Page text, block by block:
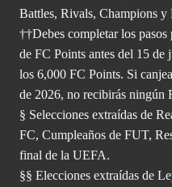
Battles, Rivals, Champions y
††Debes completar los
de FC Points antes del 15
los 6,000 FC Points. Si
de 2026, no recibirás ningún
§ Selecciones extraídas de
FC, Cumpleaños de FUT,
final de la UEFA.
§§ Elecciones extraídas de